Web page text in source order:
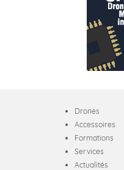
Drones
Accessoires
Formations
Services
Actualités